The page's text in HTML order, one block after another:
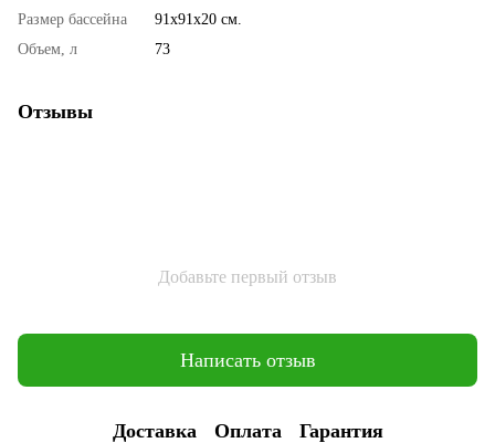
Размер бассейна
91х91х20 см.
Объем, л
73
Отзывы
Добавьте первый отзыв
Написать отзыв
Доставка Оплата Гарантия